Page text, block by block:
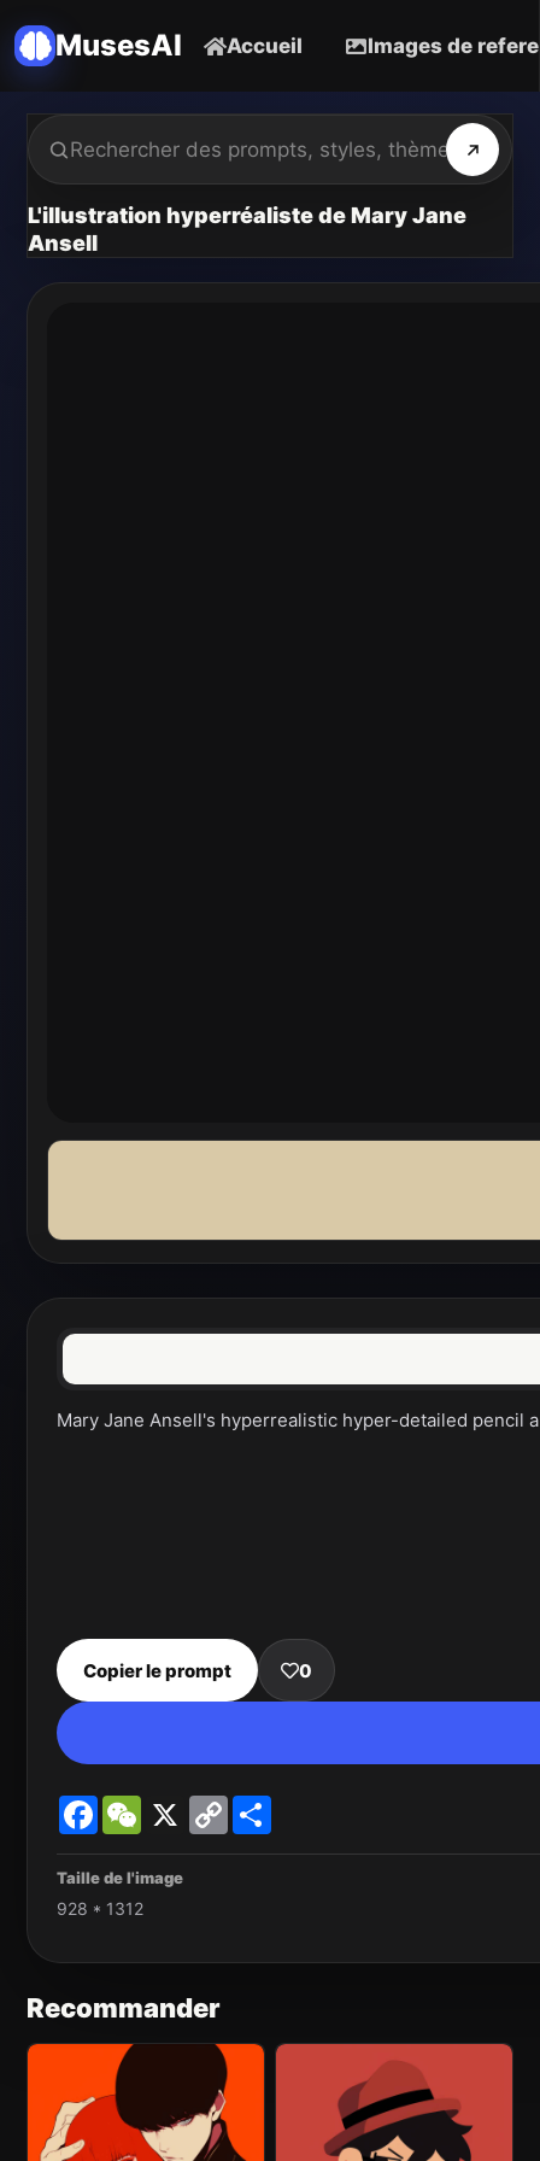
MusesAI Accueil Images de
L'illustration hyperréaliste de Mary Jane
Ansell
Mary Jane Ansell's hyperrealistic hyper-detailed
Copier le prompt 0
FacebookWeChat
X
Copy
Link
Taille de l'image
928 * 1312
Recommander